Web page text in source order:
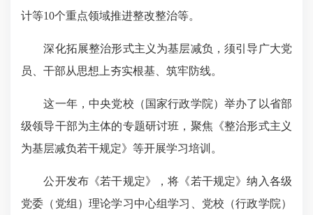
计等10个重点领域推进整改整治等。
深化拓展整治形式主义为基层减负，须引导 广大党
员、干部从思想上夯实根基、筑牢防线。
这一年，中央党校（国家行政学院）举办了以省部
级领导干部为主体的专题研讨班，聚焦《整治形式主义
为基层减负若干规定》等开展学习培训。
公开发布《若干规定》，将《若干规定》纳入各级
党委（党组）理论学习中心组学习、党校（行政学院）